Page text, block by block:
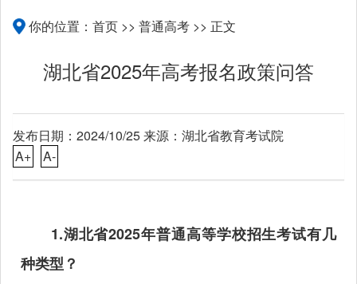
你的位置： 首页 >> 普通高考 >> 正文
湖北省2025年高考报名政策问答
发布日期：2024/10/25 来源：湖北省教育考试院
A+
A-
1.湖北省2025年普通高等学校招生考试有几
种类型？